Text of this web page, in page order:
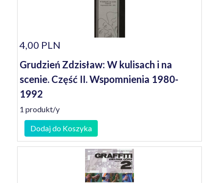
4,00 PLN
Grudzień Zdzisław: W kulisach i na
scenie. Część II. Wspomnienia 1980-
1992
1 produkt/y
Dodaj do Koszyka